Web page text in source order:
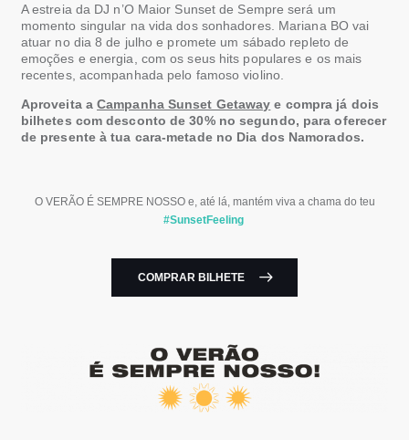
A estreia da DJ n’O Maior Sunset de Sempre será um
momento singular na vida dos sonhadores. Mariana BO vai
atuar no dia 8 de julho e promete um sábado repleto de
emoções e energia, com os seus hits populares e os mais
recentes, acompanhada pelo famoso violino.
Aproveita aCampanha Sunset Getaway e compra já dois
bilhetes com desconto de 30% no segundo, para oferecer
de presente à tua cara-metade no Dia dos Namorados.
O VERÃO É SEMPRE NOSSO e, até lá, mantém viva a chama do teu
#SunsetFeeling
COMPRAR BILHETE